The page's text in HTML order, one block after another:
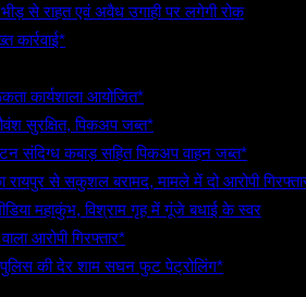
से राहत एवं अवैध उगाही पर लगेगी रोक
कार्रवाई*
कार्यशाला आयोजित*
सुरक्षित, पिकअप जब्त*
संदिग्ध कबाड़ सहित पिकअप वाहन जब्त*
से सकुशल बरामद, मामले में दो आरोपी
महाकुंभ, विश्राम गृह में गूंजे बधाई के स्वर
आरोपी गिरफ्तार*
पुलिस की देर शाम सघन फुट पेट्रोलिंग*